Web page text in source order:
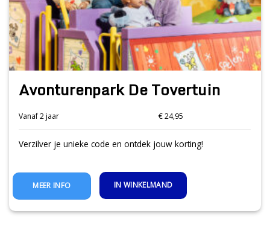
Avonturenpark De Tovertuin
Vanaf 2 jaar € 24,95
Verzilver je unieke code en ontdek jouw korting!
IN WINKELMAND
MEER INFO